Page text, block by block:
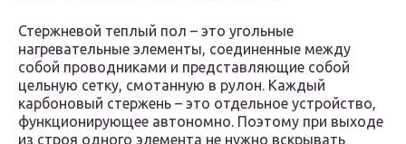
Стержневой теплый пол – это угольные
нагревательные элементы, соединенные между
собой проводниками и представляющие собой
цельную сетку, смотанную в рулон. Каждый
карбоновый стержень – это отдельное устройство,
функционирующее автономно. Поэтому при выходе
из строя одного элемента не нужно вскрывать